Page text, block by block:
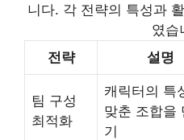
니다. 각 전략의 특성과
였습
전략
설명
팀 구성
최적화
캐릭터의 특
맞춘 조합을
기